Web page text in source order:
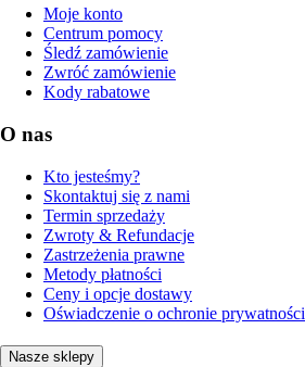
Moje konto
Centrum pomocy
Śledź zamówienie
Zwróć zamówienie
Kody rabatowe
O nas
Kto jesteśmy?
Skontaktuj się z nami
Termin sprzedaży
Zwroty & Refundacje
Zastrzeżenia prawne
Metody płatności
Ceny i opcje dostawy
Oświadczenie o ochronie prywatności
Nasze sklepy